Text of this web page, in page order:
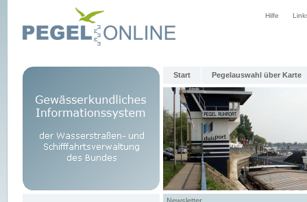
Hilfe
Start Pegelauswahl über Karte